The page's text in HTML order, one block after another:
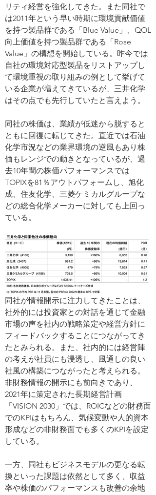
リティ経営を強化してきた。また同社で
は2011年という早い時期に環境貢献価値
を持つ製品群である「Blue Value」、QOL
向上価値を持つ製品群である「Rose
Value」の構想を開始している。昨今では
自社の環境対応型製品をリストアップし
て環境重視の取り組みの例として挙げて
いる企業が増えてきているが、三井化学
はその点でも先行していたと言えよう。
同社の株価は、業績が低迷から脱すると
ともに回復に転じてきた。直近では石油
化学市況などの業界環境の逆風もあり株
価もレンジでの動きとなっているが、過
去10年間の株価パフォーマンスでは
TOPIXを81％アウトパフォームし、旭化
成、住友化学、三菱ケミカルグループな
どの総合化学メーカーに対しても上回っ
ている。
同社が情報開示に注力してきたことは、
社外的には投資家との対話を通じて金融
市場の声を社内の戦略策定や経営方針に
フィードバックすることにつながってき
たとみられる。また、社内的には経営陣
の考えが社員にも浸透し、風通しの良い
社風の構築につながったと考えられる。
非財務情報の開示にも前向きであり、
2021年に策定された長期経営計画
「VISION 2030」では、ROICなどの財務面
でのKPIはもちろん、気候変動や人的資本
形成などの非財務面でも多くのKPIを設定
している。
一方、同社もビジネスモデルの更なる転
換といった課題は依然として多く、収益
率や株価のパフォーマンスも改善の余地